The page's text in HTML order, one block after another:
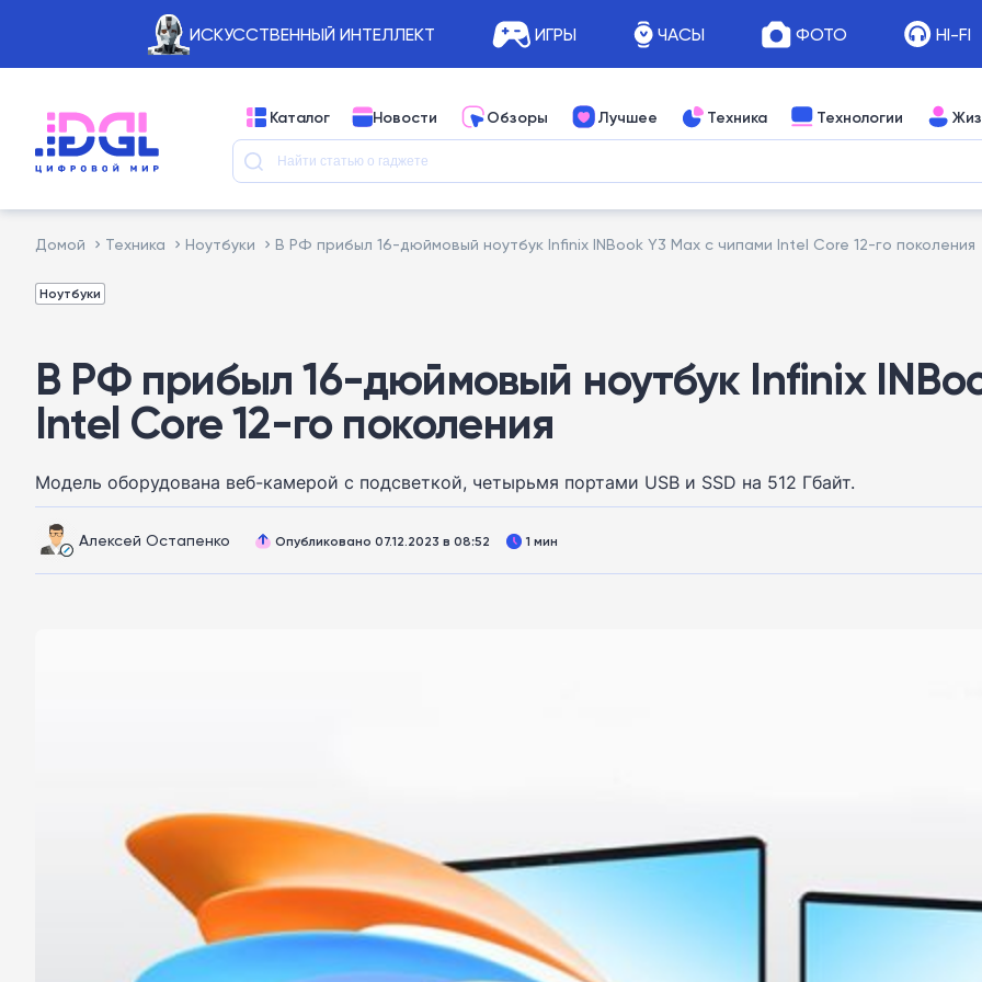
ИСКУССТВЕННЫЙ ИНТЕЛЛЕКТ ИГРЫ ЧАСЫ ФОТО HI-FI
Каталог Новости Обзоры Лучшее Техника Технологии
Домой Техника Ноутбуки В РФ прибыл 16-дюймовый ноутбук Infinix INBook Y3 Max с чипами Intel Core 12-го поколения
Ноутбуки
В РФ прибыл 16-дюймовый ноутбук Infinix
Intel Core 12-го поколения
Модель оборудована веб-камерой с подсветкой, четырьмя портами USB и SSD на 512 Гбайт.
Алексей Остапенко Опубликовано 07.12.2023 в 08:52 1 мин